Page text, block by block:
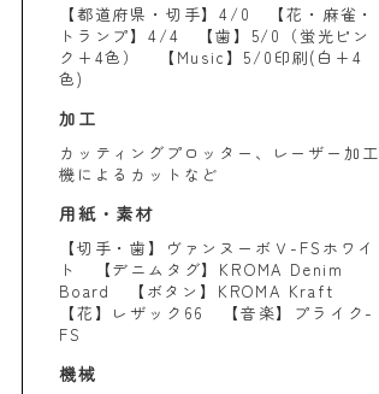
【都道府県・切手】4/0 【花・麻雀・
トランプ】4/4 【歯】5/0（蛍光ピン
ク+4色） 【Music】5/0印刷(白+4
色)
加工
カッティングプロッター、レーザー加工
機によるカットなど
用紙・素材
【切手・歯】ヴァンヌーボＶ-FSホワイ
ト 【デニムタグ】KROMA Denim
Board 【ボタン】KROMA Kraft
【花】レザック66 【音楽】プライク-
FS
機械